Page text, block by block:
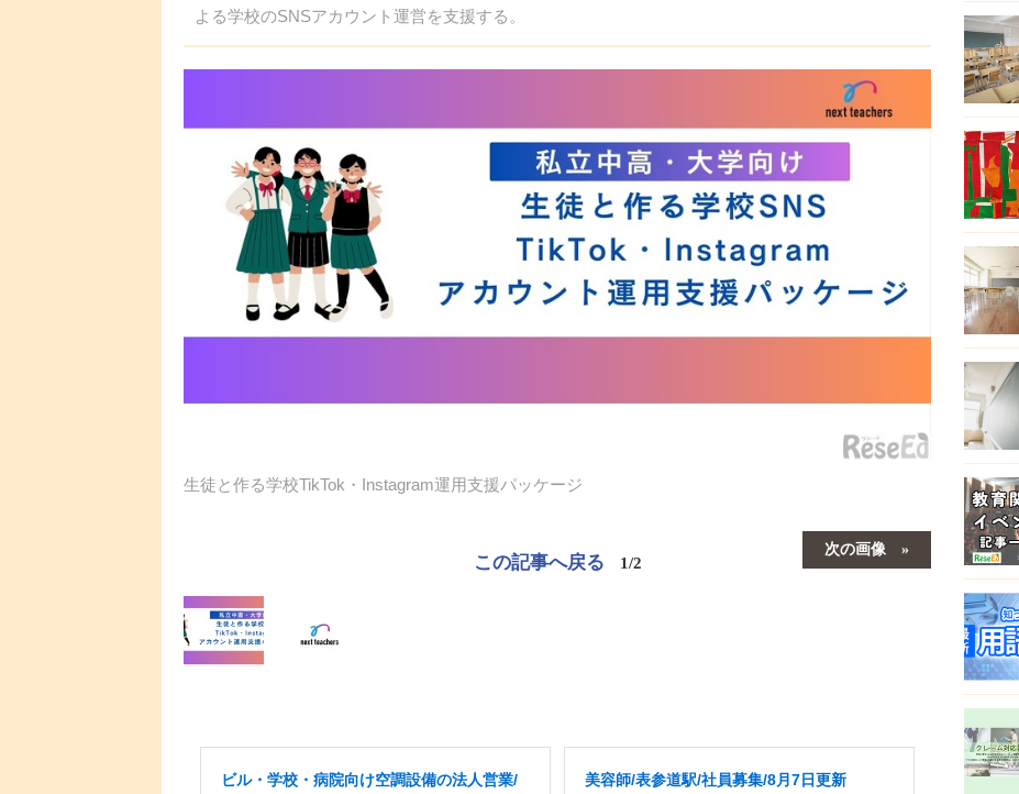
よる学校のSNSアカウント運営を支援する。
生徒と作る学校TikTok・Instagram運用支援パッケージ
次の画像
この記事へ戻る 1/2
ビル・学校・病院向け空調設備の法人営業/
美容師/表参道駅/社員募集/8月7日更新